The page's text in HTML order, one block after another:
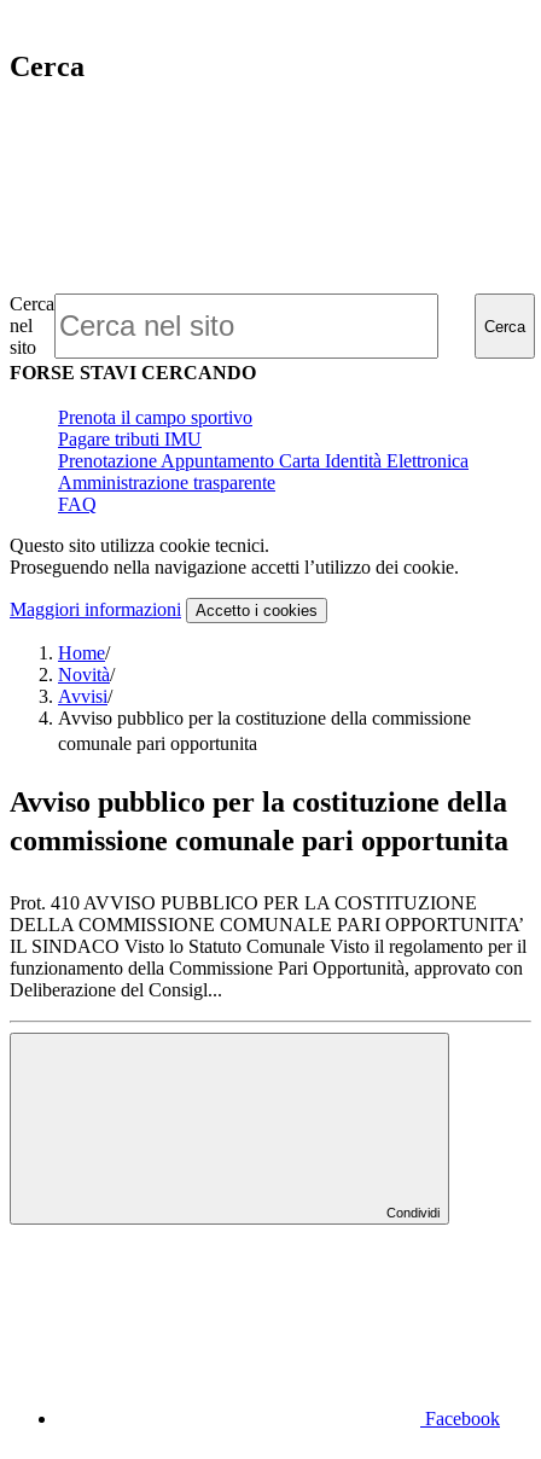
Cerca
Cerca
nel
sito
Cerca
FORSE STAVI CERCANDO
Prenota il campo sportivo
Pagare tributi IMU
Prenotazione Appuntamento Carta Identità Elettronica
Amministrazione trasparente
FAQ
Questo sito utilizza cookie tecnici.
Proseguendo nella navigazione accetti l’utilizzo dei cookie.
Maggiori informazioni Accetto i cookies
Home/
Novità/
Avvisi/
Avviso pubblico per la costituzione della commissione
comunale pari opportunita
Avviso pubblico per la costituzione della
commissione comunale pari opportunita
Prot. 410 AVVISO PUBBLICO PER LA COSTITUZIONE
DELLA COMMISSIONE COMUNALE PARI OPPORTUNITA’
IL SINDACO Visto lo Statuto Comunale Visto il regolamento per il
funzionamento della Commissione Pari Opportunità, approvato con
Deliberazione del Consigl...
Condividi
Facebook